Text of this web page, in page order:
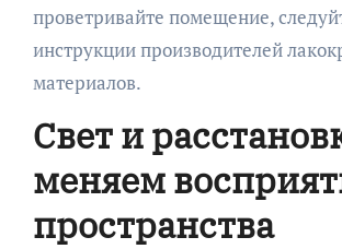
проветривайте помещение,
инструкции производителей
материалов.
Свет и
меняем
пространства